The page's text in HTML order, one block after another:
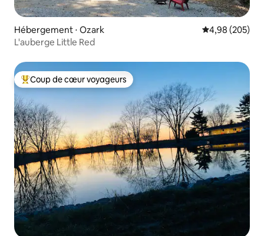
Hébergement ⋅ Ozark Évaluation
4,98 (205)
L'auberge Little Red
Coups de cœur voyageurs les plus appréciés
Coup de cœur voyageurs